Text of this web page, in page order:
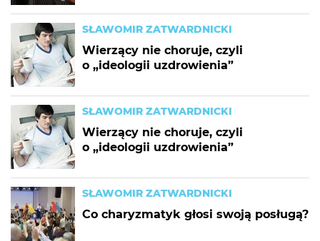
SŁAWOMIR ZATWARDNICKI
Wierzący nie choruje, czyli
o „ideologii uzdrowienia”
SŁAWOMIR ZATWARDNICKI
Wierzący nie choruje, czyli
o „ideologii uzdrowienia”
SŁAWOMIR ZATWARDNICKI
Co charyzmatyk głosi swoją posługą?